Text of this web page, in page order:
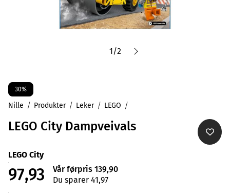
1/2
30%
Nille Produkter Leker LEGO
LEGO City Dampveivals
LEGO City
97,93
Vår førpris 139,90
Du sparer 41,97